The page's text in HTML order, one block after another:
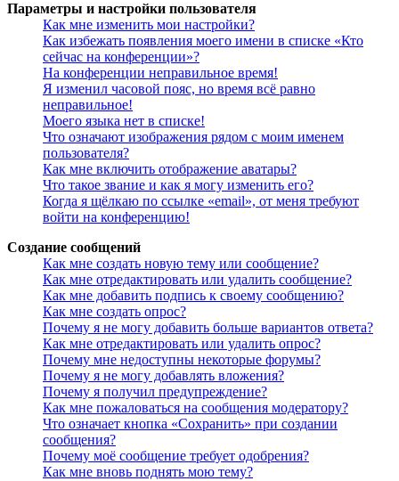
Параметры и настройки пользователя
Как мне изменить мои настройки?
Как избежать появления моего имени в списке «Кто
сейчас на конференции»?
На конференции неправильное время!
Я изменил часовой пояс, но время всё равно
неправильное!
Моего языка нет в списке!
Что означают изображения рядом с моим именем
пользователя?
Как мне включить отображение аватары?
Что такое звание и как я могу изменить его?
Когда я щёлкаю по ссылке «email», от меня требуют
войти на конференцию!
Создание сообщений
Как мне создать новую тему или сообщение?
Как мне отредактировать или удалить сообщение?
Как мне добавить подпись к своему сообщению?
Как мне создать опрос?
Почему я не могу добавить больше вариантов ответа?
Как мне отредактировать или удалить опрос?
Почему мне недоступны некоторые форумы?
Почему я не могу добавлять вложения?
Почему я получил предупреждение?
Как мне пожаловаться на сообщения модератору?
Что означает кнопка «Сохранить» при создании
сообщения?
Почему моё сообщение требует одобрения?
Как мне вновь поднять мою тему?